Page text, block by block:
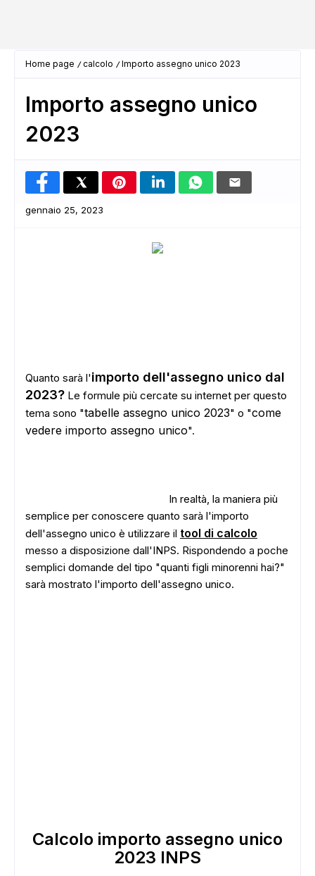
Home page calcolo Importo assegno unico 2023
Importo assegno unico
2023
gennaio 25, 2023
Quanto sarà l'importo dell'assegno unico dal
2023? Le formule più cercate su internet per questo
tema sono "tabelle assegno unico 2023" o "come
vedere importo assegno unico".
In realtà, la maniera più
semplice per conoscere quanto sarà l'importo
dell'assegno unico è utilizzare il tool di calcolo
messo a disposizione dall'INPS. Rispondendo a poche
semplici domande del tipo "quanti figli minorenni hai?"
sarà mostrato l'importo dell'assegno unico.
Calcolo importo assegno unico
2023 INPS